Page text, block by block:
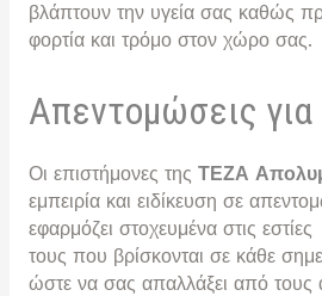
βλάπτουν την υγεία σας καθώς
φορτία και τρόμο στον χώρο σας.
Απεντομώσεις
Οι επιστήμονες της ΤΕΖΑ
εμπειρία και ειδίκευση σε
εφαρμόζει στοχευμένα στις εστίες
τους που βρίσκονται σε κάθε
ώστε να σας απαλλάξει από τους